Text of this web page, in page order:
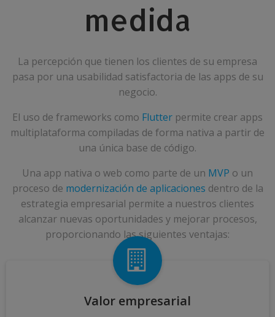
medida
La percepción que tienen los clientes de su empresa
pasa por una usabilidad satisfactoria de las apps de su
negocio.
El uso de frameworks como Flutter permite crear apps
multiplataforma compiladas de forma nativa a partir de
una única base de código.
Una app nativa o web como parte de un MVP o un
proceso de modernización de aplicaciones dentro de la
estrategia empresarial permite a nuestros clientes
alcanzar nuevas oportunidades y mejorar procesos,
proporcionando las siguientes ventajas:
Valor empresarial